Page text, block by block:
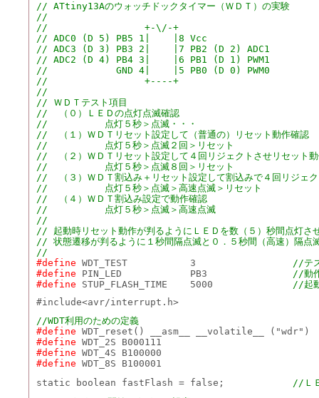
// ATtiny13Aのウォッチドックタイマー（ＷＤＴ）の実験
//
//                 +-\/-+
// ADC0 (D 5) PB5 1|    |8 Vcc
// ADC3 (D 3) PB3 2|    |7 PB2 (D 2) ADC1
// ADC2 (D 4) PB4 3|    |6 PB1 (D 1) PWM1
//            GND 4|    |5 PB0 (D 0) PWM0
//                 +----+
//
// ＷＤＴテスト項目
//  （０）ＬＥＤの点灯点滅確認
//          点灯５秒＞点滅・・・
//  （１）ＷＤＴリセット設定して（普通の）リセット動作確認
//          点灯５秒＞点滅２回＞リセット
//  （２）ＷＤＴリセット設定して４回リジェクトさせリセット
//          点灯５秒＞点滅８回＞リセット
//  （３）ＷＤＴ割込み＋リセット設定して割込みで４回リジェ
//          点灯５秒＞点滅＞高速点滅＞リセット
//  （４）ＷＤＴ割込み設定で動作確認
//          点灯５秒＞点滅＞高速点滅
//
// 起動時リセット動作が判るようにＬＥＤを数（５）秒間点灯さ
// 状態遷移が判るように１秒間隔点滅と０．５秒間（高速）隔点
//
#define WDT_TEST           3 //テ
#define PIN_LED            PB3 //動
#define STUP_FLASH_TIME    5000 //起
#include<avr/interrupt.h>
//WDT利用のための定義
#define WDT_reset() __asm__ __volatile__ ("wdr")
#define WDT_2S B000111
#define WDT_4S B100000
#define WDT_8S B100001
static boolean fastFlash = false; //Ｌ